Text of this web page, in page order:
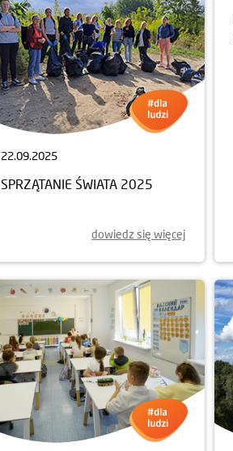
22.09.2025
SPRZĄTANIE ŚWIATA 2025
dowiedz się więcej